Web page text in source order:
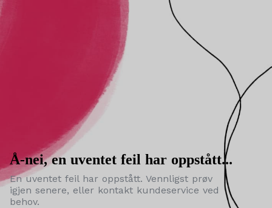
Å-nei, en uventet feil har oppstått...
En uventet feil har oppstått. Vennligst prøv
igjen senere, eller kontakt kundeservice ved
behov.